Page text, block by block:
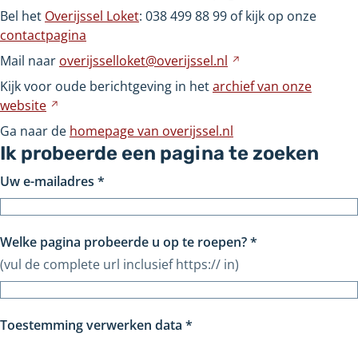
Bel het Overijssel Loket: 0384998899 of kijk op onze
contactpagina
Mail naar overijsselloket@overijssel.nl
naar
Kijk voor oude berichtgeving in hetarchief van onze
website
naar
andere
website
Ga naar de homepage van overijssel.nl
Ik probeerde een pagina te zoeken
Uw e-mailadres *
Welke pagina probeerde u op te roepen?*
(vul de complete url inclusief https:// in)
Toestemming verwerken data *